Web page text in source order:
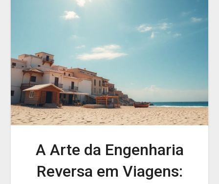
A Arte da Engenharia
Reversa em Viagens: